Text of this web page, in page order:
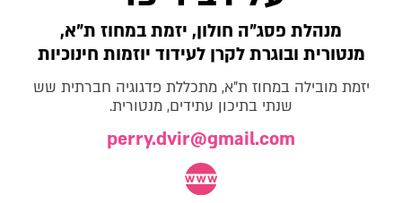
מנהלת פסג"ה חולון, יזמת במחוז ת"א,
מנטורית ובוגרת לקרן לעידוד יוזמות חינוכיות
יזמת מובילה במחוז ת"א, מתכללת פדגוגיה חברתית שש
שנתי בתיכון עתידים, מנטורית.
perry.dvir@gmail.com